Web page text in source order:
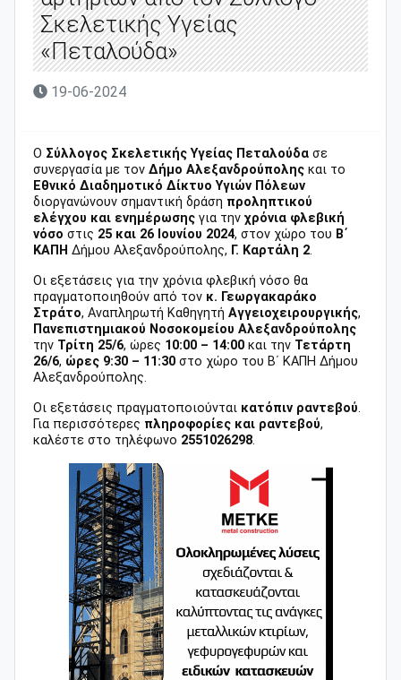
Σκελετικής Υγείας
«Πεταλούδα»
19-06-2024
Ο Σύλλογος Σκελετικής Υγείας Πεταλούδα σε
συνεργασία με τον Δήμο Αλεξανδρούπολης και το
Εθνικό Διαδημοτικό Δίκτυο Υγιών Πόλεων
διοργανώνουν σημαντική δράση προληπτικού
ελέγχου και ενημέρωσης για την χρόνια φλεβική
νόσο στις 25 και 26 Ιουνίου 2024, στον χώρο του B΄
KAΠΗ Δήμου Αλεξανδρούπολης, Γ. Καρτάλη 2.
Οι εξετάσεις για την χρόνια φλεβική νόσο θα
πραγματοποιηθούν από τον κ. Γεωργακαράκο
Στράτο, Αναπληρωτή Καθηγητή Αγγειοχειρουργικής,
Πανεπιστημιακού Νοσοκομείου Αλεξανδρούπολης
την Τρίτη 25/6, ώρες 10:00 – 14:00 και την Τετάρτη
26/6, ώρες 9:30 – 11:30 στο χώρο του Β΄ ΚΑΠΗ Δήμου
Αλεξανδρούπολης.
Οι εξετάσεις πραγματοποιούνται κατόπιν ραντεβού.
Για περισσότερες πληροφορίες και ραντεβού,
καλέστε στο τηλέφωνο 2551026298.